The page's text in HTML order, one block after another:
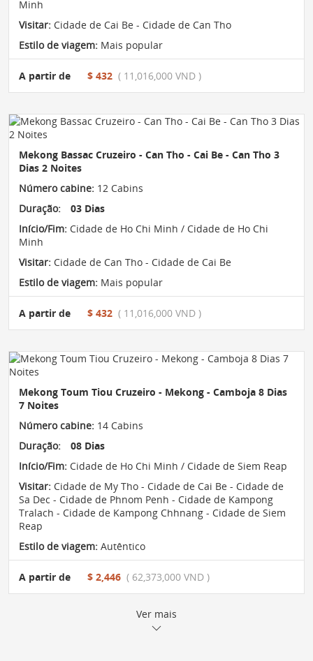
Minh
Visitar: Cidade de Cai Be - Cidade de Can Tho
Estilo de viagem: Mais popular
A partir de $ 432 ( 11,016,000 VND )
Mekong Bassac Cruzeiro - Can Tho - Cai Be - Can Tho 3
Dias 2 Noites
Número cabine: 12 Cabins
Duração:
03 Dias
Início/Fim: Cidade de Ho Chi Minh / Cidade de Ho Chi
Minh
Visitar: Cidade de Can Tho - Cidade de Cai Be
Estilo de viagem: Mais popular
A partir de $ 432 ( 11,016,000 VND )
Mekong Toum Tiou Cruzeiro - Mekong - Camboja 8 Dias
7 Noites
Número cabine: 14 Cabins
Duração:
08 Dias
Início/Fim: Cidade de Ho Chi Minh / Cidade de Siem Reap
Visitar: Cidade de My Tho - Cidade de Cai Be - Cidade de
Sa Dec - Cidade de Phnom Penh - Cidade de Kampong
Tralach - Cidade de Kampong Chhnang - Cidade de Siem
Reap
Estilo de viagem: Autêntico
A partir de $ 2,446 ( 62,373,000 VND )
Ver mais